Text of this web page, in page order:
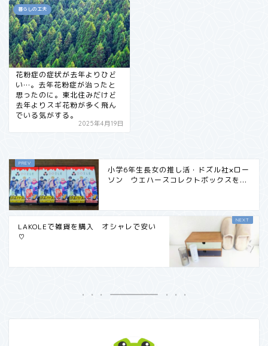
暮らしの工夫
花粉症の症状が去年よりひど
い…。去年花粉症が治ったと
思ったのに。東北住みだけど
去年よりスギ花粉が多く飛ん
でいる気がする。
2025年4月19日
小学6年生長女の推し活・ドズル社×ロー
ソン ウエハースコレクトボックスを...
LAKOLEで雑貨を購入 オシャレで安い
♡